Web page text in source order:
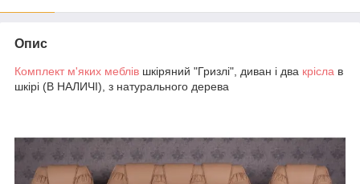
Опис
Комплект м'яких меблів шкіряний "Гризлі", диван і два крісла в
шкірі (В НАЛИЧІ), з натурального дерева